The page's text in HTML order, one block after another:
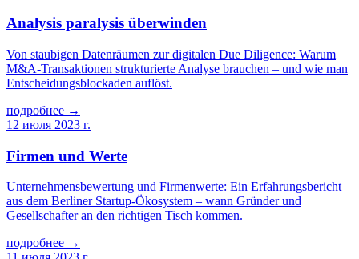
Analysis paralysis überwinden
Von staubigen Datenräumen zur digitalen Due Diligence: Warum
M&A-Transaktionen strukturierte Analyse brauchen – und wie man
Entscheidungsblockaden auflöst.
подробнее →
12 июля 2023 г.
Firmen und Werte
Unternehmensbewertung und Firmenwerte: Ein Erfahrungsbericht
aus dem Berliner Startup-Ökosystem – wann Gründer und
Gesellschafter an den richtigen Tisch kommen.
подробнее →